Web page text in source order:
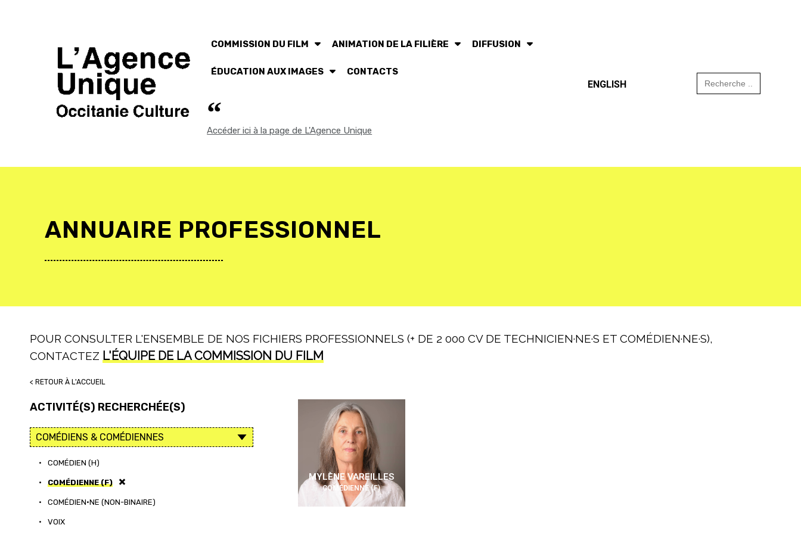
COMMISSION DU FILM ANIMATION DE LA FILIÈRE DIFFUSION
ÉDUCATION AUX IMAGES CONTACTS
Accéder ici à la page de L'Agence Unique
ENGLISH
Search
for:
ANNUAIRE PROFESSIONNEL
POUR CONSULTER L'ENSEMBLE DE NOS FICHIERS PROFESSIONNELS (+ DE 2 000 CV DE TECHNICIEN·NE·S ET COMÉDIEN·NE·S),
CONTACTEZ L'ÉQUIPE DE LA COMMISSION DU FILM
< RETOUR À L'ACCUEIL
ACTIVITÉ(S) RECHERCHÉE(S)
• COMÉDIEN (H)
• COMÉDIENNE (F)
• COMÉDIEN·NE (NON-BINAIRE)
• VOIX
MYLÈNE VAREILLES
COMÉDIENNE (F)